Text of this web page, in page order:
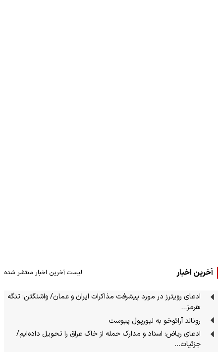
آخرین اخبار لیست آخرین اخبار منتشر شده
ادعای رویترز در مورد پیشرفت مذاکرات ایران و عمان/ واشنگتن: تنگه
هرمز…
رونالد آرائوخو به لیورپول پیوست
ادعای ریاض: اسناد و مدارک حمله از خاک عراق را تحویل داده‌ایم/
جزئیات…